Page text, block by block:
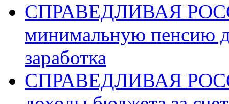
СПРАВЕДЛИВАЯ
минимальную пенсию
заработка
СПРАВЕДЛИВАЯ